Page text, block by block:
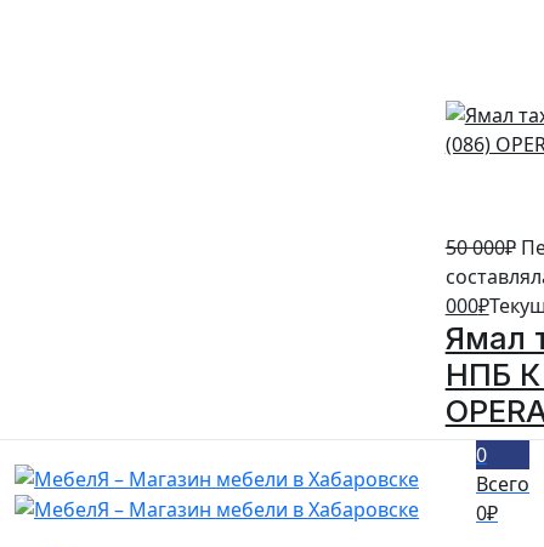
50 000₽
000₽
Ямал
НПБ К
0
Всего
0₽